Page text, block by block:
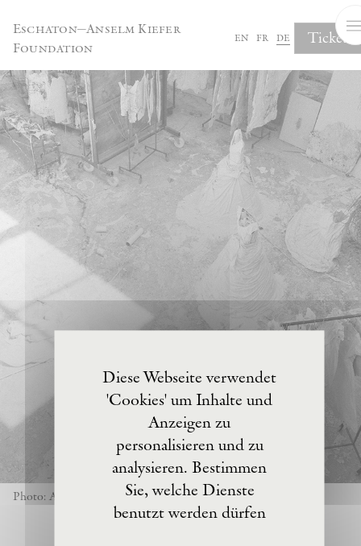
Eschaton—Anselm Kiefer
Foundation
en fr de Tickets
Photo: Anselm Kiefer
Diese Webseite verwendet
'Cookies' um Inhalte und
Anzeigen zu
personalisieren und zu
analysieren. Bestimmen
Sie, welche Dienste
benutzt werden dürfen